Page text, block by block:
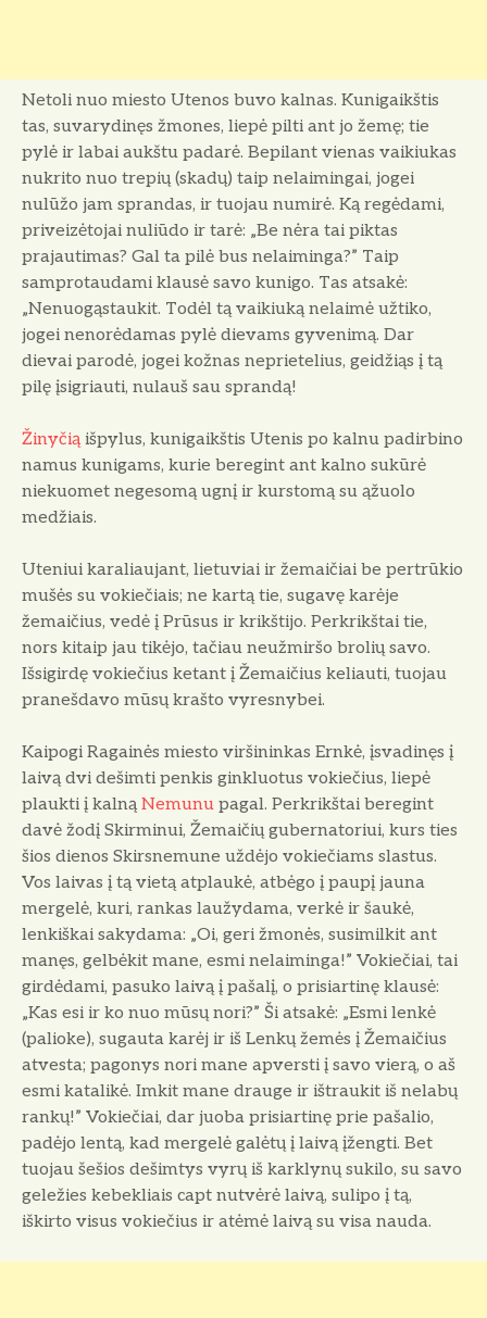
Netoli nuo miesto Utenos buvo kalnas. Kunigaikštis
tas, suvarydinęs žmones, liepė pilti ant jo žemę; tie
pylė ir labai aukštu padarė. Bepilant vienas vaikiukas
nukrito nuo trepių (skadų) taip nelaimingai, jogei
nulūžo jam sprandas, ir tuojau numirė. Ką regėdami,
priveizėtojai nuliūdo ir tarė: „Be nėra tai piktas
prajautimas? Gal ta pilė bus nelaiminga?” Taip
samprotaudami klausė savo kunigo. Tas atsakė:
„Nenuogąstaukit. Todėl tą vaikiuką nelaimė užtiko,
jogei nenorėdamas pylė dievams gyvenimą. Dar
dievai parodė, jogei kožnas neprietelius, geidžiąs į tą
pilę įsigriauti, nulauš sau sprandą!
Žinyčią išpylus, kunigaikštis Utenis po kalnu padirbino
namus kunigams, kurie beregint ant kalno sukūrė
niekuomet negesomą ugnį ir kurstomą su ąžuolo
medžiais.
Uteniui karaliaujant, lietuviai ir žemaičiai be pertrūkio
mušės su vokiečiais; ne kartą tie, sugavę karėje
žemaičius, vedė į Prūsus ir krikštijo. Perkrikštai tie,
nors kitaip jau tikėjo, tačiau neužmiršo brolių savo.
Išsigirdę vokiečius ketant į Žemaičius keliauti, tuojau
pranešdavo mūsų krašto vyresnybei.
Kaipogi Ragainės miesto viršininkas Ernkė, įsvadinęs į
laivą dvi dešimti penkis ginkluotus vokiečius, liepė
plaukti į kalną Nemunu pagal. Perkrikštai beregint
davė žodį Skirminui, Žemaičių gubernatoriui, kurs ties
šios dienos Skirsnemune uždėjo vokiečiams slastus.
Vos laivas į tą vietą atplaukė, atbėgo į paupį jauna
mergelė, kuri, rankas laužydama, verkė ir šaukė,
lenkiškai sakydama: „Oi, geri žmonės, susimilkit ant
manęs, gelbėkit mane, esmi nelaiminga!” Vokiečiai, tai
girdėdami, pasuko laivą į pašalį, o prisiartinę klausė:
„Kas esi ir ko nuo mūsų nori?” Ši atsakė: „Esmi lenkė
(palioke), sugauta karėj ir iš Lenkų žemės į Žemaičius
atvesta; pagonys nori mane apversti į savo vierą, o aš
esmi katalikė. Imkit mane drauge ir ištraukit iš nelabų
rankų!” Vokiečiai, dar juoba prisiartinę prie pašalio,
padėjo lentą, kad mergelė galėtų į laivą įžengti. Bet
tuojau šešios dešimtys vyrų iš karklynų sukilo, su savo
geležies kebekliais capt nutvėrė laivą, sulipo į tą,
iškirto visus vokiečius ir atėmė laivą su visa nauda.